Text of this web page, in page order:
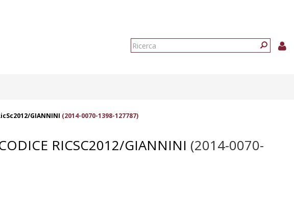
Form
GIANNINI (2014-0070-1398-127787)
RICSC2012/GIANNINI (2014-0070-